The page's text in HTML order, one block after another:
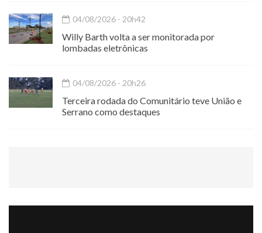
04/08/2026 - 20h42
Willy Barth volta a ser monitorada por
lombadas eletrônicas
04/08/2026 - 20h26
Terceira rodada do Comunitário teve União e
Serrano como destaques